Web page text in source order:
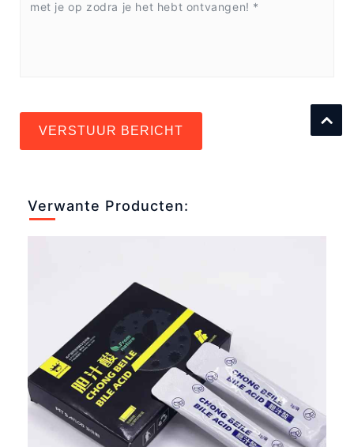
VERSTUUR BERICHT
Verwante Producten: